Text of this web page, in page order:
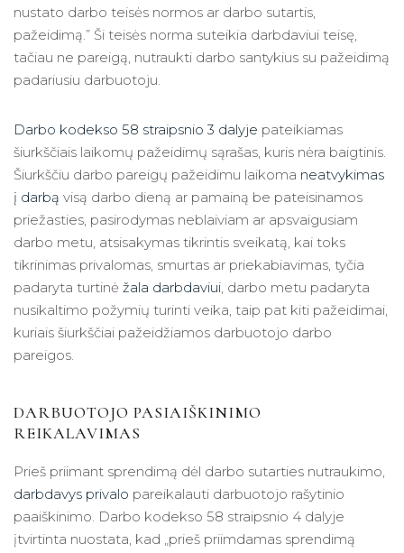
nustato darbo teisės normos ar darbo sutartis,
pažeidimą.” Ši teisės norma suteikia darbdaviui teisę,
tačiau ne pareigą, nutraukti darbo santykius su pažeidimą
padariusiu darbuotoju.
Darbo kodekso 58 straipsnio 3 dalyje pateikiamas
šiurkščiais laikomų pažeidimų sąrašas, kuris nėra baigtinis.
Šiurkščiu darbo pareigų pažeidimu laikoma neatvykimas
į darbą visą darbo dieną ar pamainą be pateisinamos
priežasties, pasirodymas neblaiviam ar apsvaigusiam
darbo metu, atsisakymas tikrintis sveikatą, kai toks
tikrinimas privalomas, smurtas ar priekabiavimas, tyčia
padaryta turtinė žala darbdaviui, darbo metu padaryta
nusikaltimo požymių turinti veika, taip pat kiti pažeidimai,
kuriais šiurkščiai pažeidžiamos darbuotojo darbo
pareigos.
DARBUOTOJO PASIAIŠKINIMO
REIKALAVIMAS
Prieš priimant sprendimą dėl darbo sutarties nutraukimo,
darbdavys privalo pareikalauti darbuotojo rašytinio
paaiškinimo. Darbo kodekso 58 straipsnio 4 dalyje
įtvirtinta nuostata, kad „prieš priimdamas sprendimą